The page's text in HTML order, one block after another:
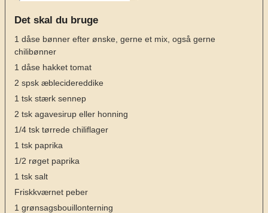
Det skal du bruge
1 dåse bønner efter ønske, gerne et mix, også gerne
chilibønner
1 dåse hakket tomat
2 spsk æblecidereddike
1 tsk stærk sennep
2 tsk agavesirup eller honning
1/4 tsk tørrede chiliflager
1 tsk paprika
1/2 røget paprika
1 tsk salt
Friskkværnet peber
1 grønsagsbouillonterning